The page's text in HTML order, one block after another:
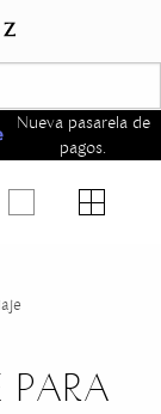
Nueva pasarela de
pagos.
PARA